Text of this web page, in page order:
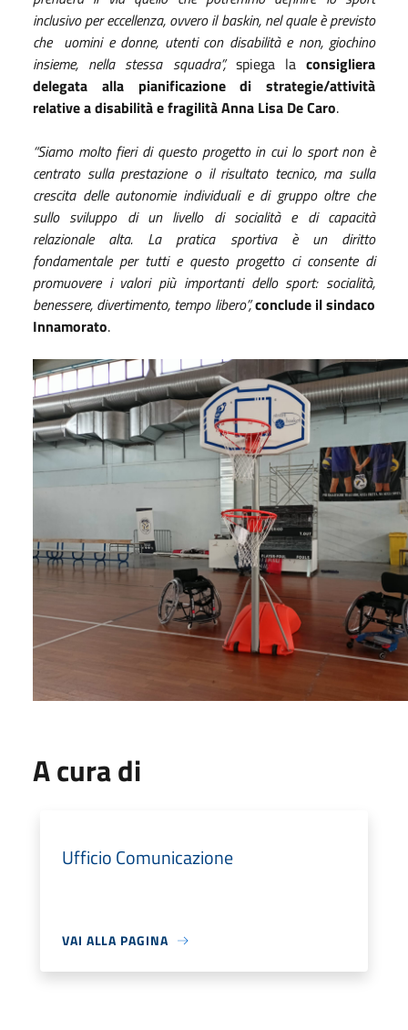
inclusivo per eccellenza, ovvero il baskin, nel quale è previsto
che uomini e donne, utenti con disabilità e non, giochino
insieme, nella stessa squadra”, spiega laconsigliera
delegata alla pianificazione di strategie/attività
relative a disabilità e fragilità Anna Lisa De Caro.
“Siamo molto fieri di questo progetto in cui lo sport non è
centrato sulla prestazione o il risultato tecnico, ma sulla
crescita delle autonomie individuali e di gruppo oltre che
sullo sviluppo di un livello di socialità e di capacità
relazionale alta. La pratica sportiva è un diritto
fondamentale per tutti e questo progetto ci consente di
promuovere i valori più importanti dello sport: socialità,
benessere, divertimento, tempo libero”,conclude il sindaco
Innamorato.
A cura di
Ufficio Comunicazione
VAI ALLA PAGINA